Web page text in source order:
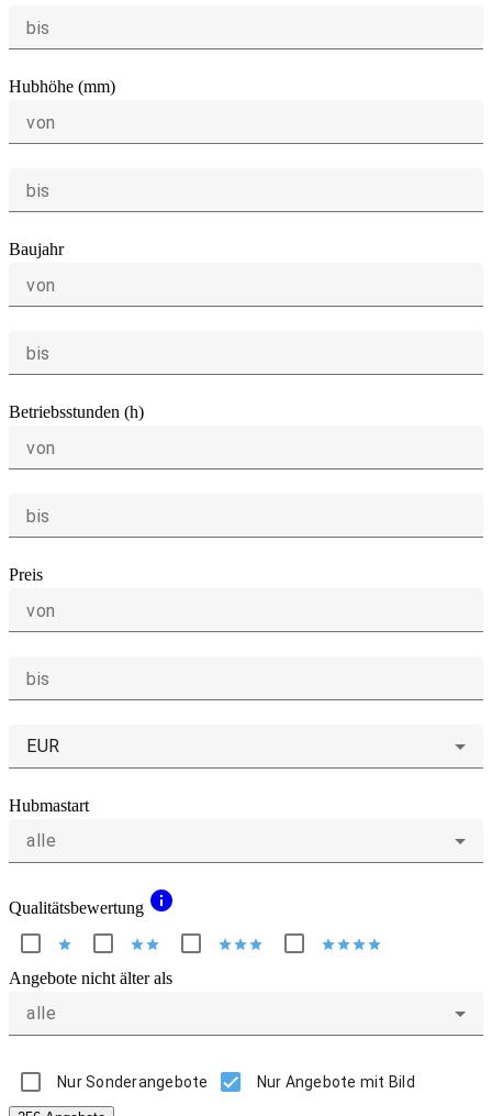
bis
Hubhöhe (mm)
von
bis
Baujahr
von
bis
Betriebsstunden (h)
von
bis
Preis
von
bis
EUR
Hubmastart
alle
Qualitätsbewertung info
star starstar starstarstar starstarstarstar
Angebote nicht älter als
alle
Nur Sonderangebote Nur Angebote mit Bild